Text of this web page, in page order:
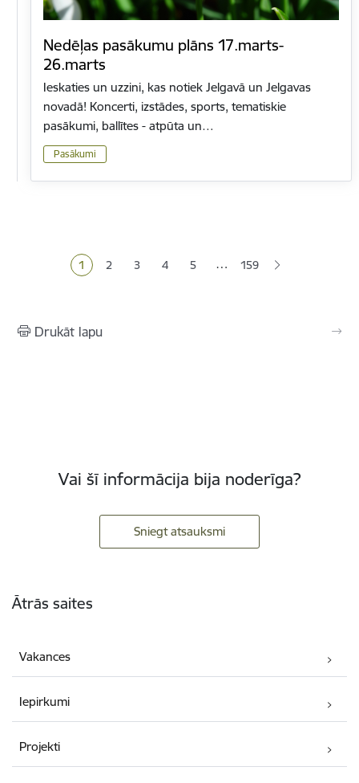
Nedēļas pasākumu plāns 17.marts-
26.marts
Ieskaties un uzzini, kas notiek Jelgavā un Jelgavas
novadā! Koncerti, izstādes, sports, tematiskie
pasākumi, ballītes - atpūta un…
Pasākumi
Pašreizējā lapa
1 Lapa
2 Lapa
3 Lapa
4 Lapa
5 … 159
Drukāt lapu
Vai šī informācija bija noderīga?
Sniegt atsauksmi
Ātrās saites
Vakances
Iepirkumi
Projekti